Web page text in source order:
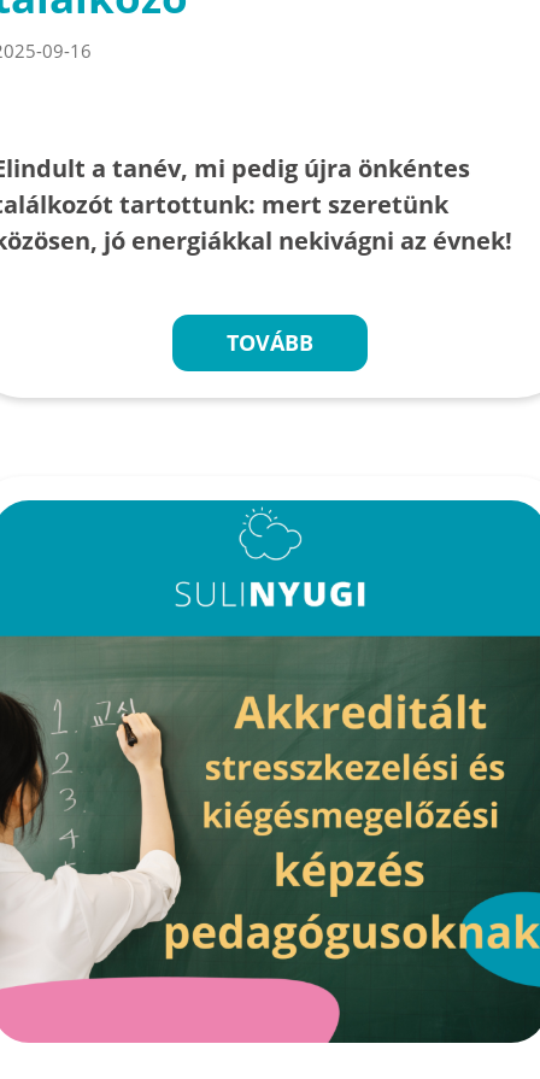
09-16
a tanév, mi pedig újra önkéntes
tartottunk: mert szeretünk
jó energiákkal nekivágni az évnek!
TOVÁBB